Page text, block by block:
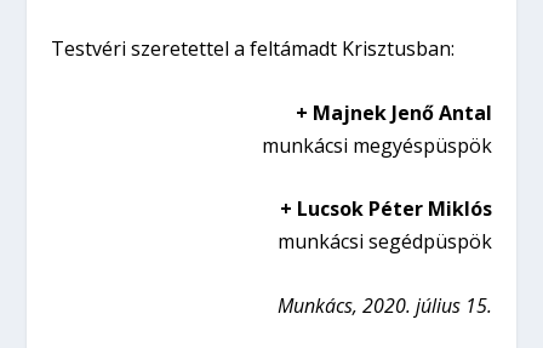
Testvéri szeretettel a feltámadt Krisztusban:
+ Majnek Jenő Antal
munkácsi megyéspüspök
+ Lucsok Péter Miklós
munkácsi segédpüspök
Munkács, 2020. július 15.